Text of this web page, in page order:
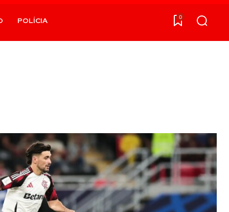
POLÍCIA 0